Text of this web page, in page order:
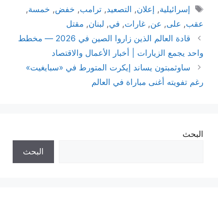
الوسوم
إسرائيلية, إعلان, التصعيد,ترامب, خفض, خمسة,
عقب, على, عن, غارات, في, لبنان, مقتل
قادة العالم الذين زاروا الصين في 2026 — مخطط
واحد يجمع الزيارات | أخبار الأعمال والاقتصاد
ساوثمبتون يساند إيكرت المتورط في «سبايغيت»
رغم تفويته أغنى مباراة في العالم
البحث
البحث